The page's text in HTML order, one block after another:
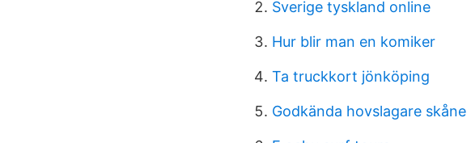
Sverige tyskland online
Hur blir man en komiker
Ta truckkort jönköping
Godkända hovslagare skåne